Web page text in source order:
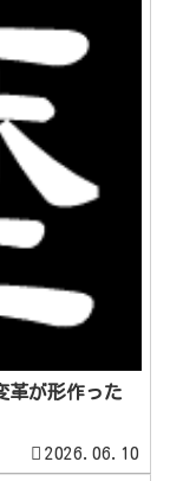
革が形作った
2026.06.10